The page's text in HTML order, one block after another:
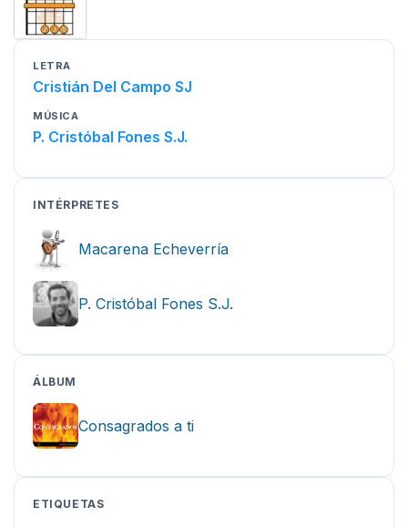
LETRA
Cristián Del Campo SJ
MÚSICA
P. Cristóbal Fones S.J.
INTÉRPRETES
Macarena Echeverría
P. Cristóbal Fones S.J.
ÁLBUM
Consagrados a ti
ETIQUETAS